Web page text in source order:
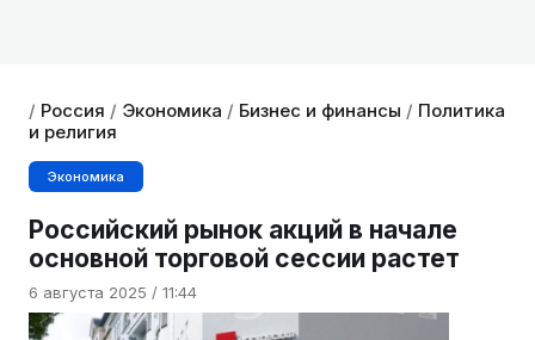
/ Россия / Экономика / Бизнес и финансы / Политика
и религия
Экономика
Российский рынок акций в начале
основной торговой сессии растет
6 августа 2025 / 11:44